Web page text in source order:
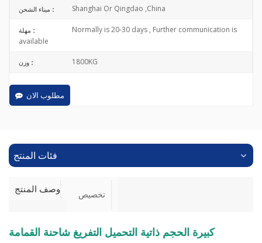
ميناء الشحن : Shanghai Or Qingdao ,China
مهلة :
Normally is 20-30 days , Further communication is
available
وزن : 1800KG
مطلوب الان
فئات المنتج
وصف المنتج تخصيص
كبيرة الحجم ذاتية التحميل التفريغ شاحنة القمامة